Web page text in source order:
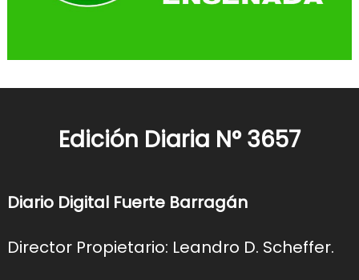
Edición Diaria N° 3657
Diario Digital Fuerte Barragán
Director Propietario: Leandro D. Scheffer.